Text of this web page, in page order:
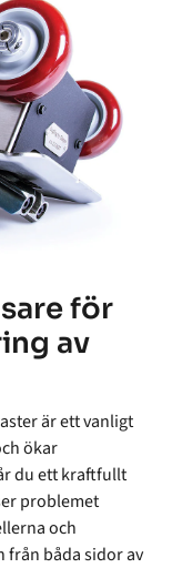
för
av
är ett vanligt
ökar
du ett kraftfullt
problemet
och
från båda sidor av